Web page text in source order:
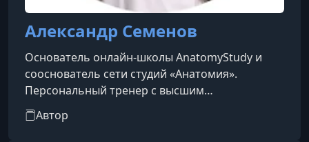
Александр Семенов
Основатель онлайн-школы AnatomyStudy и
сооснователь сети студий «Анатомия».
Персональный тренер с высшим
педагогическим образованием, автор
тренажёра «КАЧАЙ.НОГА». Совместно с
Автор